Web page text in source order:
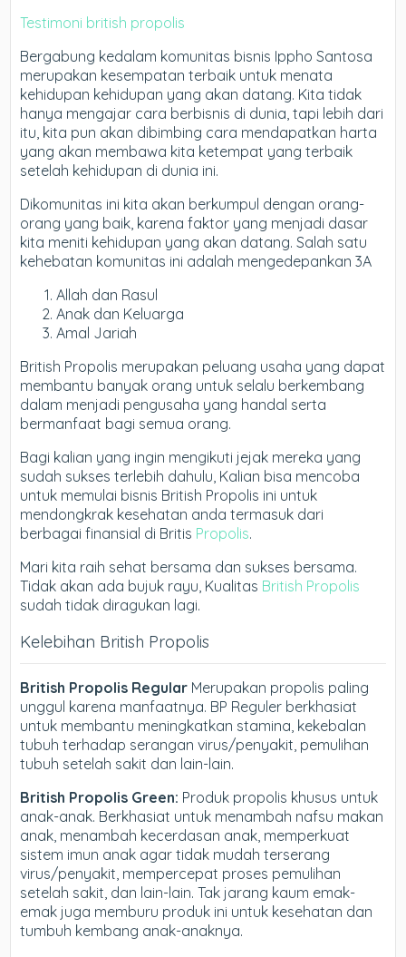
Testimoni british propolis
Bergabung kedalam komunitas bisnis Ippho Santosa
merupakan kesempatan terbaik untuk menata
kehidupan kehidupan yang akan datang. Kita tidak
hanya mengajar cara berbisnis di dunia, tapi lebih dari
itu, kita pun akan dibimbing cara mendapatkan harta
yang akan membawa kita ketempat yang terbaik
setelah kehidupan di dunia ini.
Dikomunitas ini kita akan berkumpul dengan orang-
orang yang baik, karena faktor yang menjadi dasar
kita meniti kehidupan yang akan datang. Salah satu
kehebatan komunitas ini adalah mengedepankan 3A
Allah dan Rasul
Anak dan Keluarga
Amal Jariah
British Propolis merupakan peluang usaha yang dapat
membantu banyak orang untuk selalu berkembang
dalam menjadi pengusaha yang handal serta
bermanfaat bagi semua orang.
Bagi kalian yang ingin mengikuti jejak mereka yang
sudah sukses terlebih dahulu, Kalian bisa mencoba
untuk memulai bisnis British Propolis ini untuk
mendongkrak kesehatan anda termasuk dari
berbagai finansial di Britis Propolis.
Mari kita raih sehat bersama dan sukses bersama.
Tidak akan ada bujuk rayu, Kualitas British Propolis
sudah tidak diragukan lagi.
Kelebihan British Propolis
British Propolis Regular Merupakan propolis paling
unggul karena manfaatnya. BP Reguler berkhasiat
untuk membantu meningkatkan stamina, kekebalan
tubuh terhadap serangan virus/penyakit, pemulihan
tubuh setelah sakit dan lain-lain.
British Propolis Green: Produk propolis khusus untuk
anak-anak. Berkhasiat untuk menambah nafsu makan
anak, menambah kecerdasan anak, memperkuat
sistem imun anak agar tidak mudah terserang
virus/penyakit, mempercepat proses pemulihan
setelah sakit, dan lain-lain. Tak jarang kaum emak-
emak juga memburu produk ini untuk kesehatan dan
tumbuh kembang anak-anaknya.